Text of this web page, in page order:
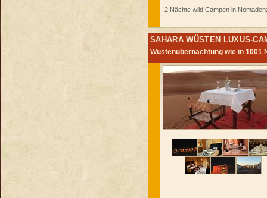
2 Nächte wild Campen in
SAHARA WÜSTEN LUXUS-
Wüstenübernachtung wie in 1001